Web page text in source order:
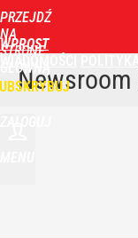
PRZEJDŹ
NA
STRONĘ
GŁÓWNĄ
WPROST
Newsroom